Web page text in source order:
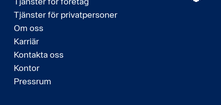
Tjänster för privatpersoner
Om oss
Karriär
Kontakta oss
Kontor
Pressrum